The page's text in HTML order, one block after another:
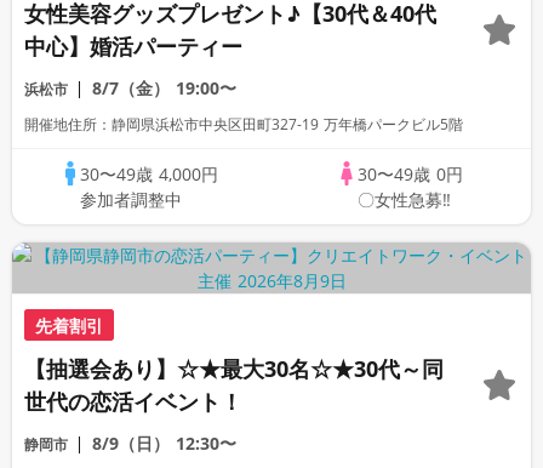
女性美容グッズプレゼント♪【30代＆40代
中心】婚活パーティー
浜松市 8/7（金） 19:00〜
開催地住所：静岡県浜松市中央区田町327-19 万年橋パークビル5階
30〜49歳 4,000円
参加者調整中
30〜49歳 0円
〇女性急募‼
先着割引
【抽選会あり】☆★最大30名☆★30代～同
世代の恋活イベント！
静岡市 8/9（日） 12:30〜